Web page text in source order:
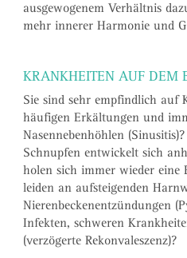
ausgewogenem Verhältnis
mehr innerer Harmonie und
KRANKHEITEN AUF DEM
Sie sind sehr empfindlich auf
häufigen Erkältungen und
Nasennebenhöhlen
Schnupfen entwickelt sich
holen sich immer wieder eine
leiden an aufsteigenden
Nierenbeckenentzündungen
Infekten, schweren
(verzögerte Rekonvaleszenz)?